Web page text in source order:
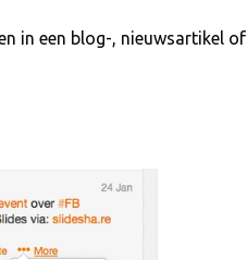
in een blog-, nieuwsartikel